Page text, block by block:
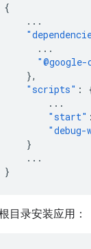
{
...
...
},
"scripts" :
...
"start" :
"debug-
}
...
}
目录安装应用：